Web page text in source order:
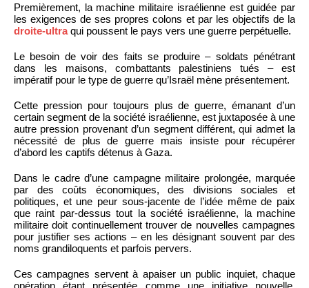
Premièrement, la machine militaire israélienne est guidée par
les exigences de ses propres colons et par les objectifs de la
droite-ultraqui poussent le pays vers une guerre perpétuelle.
Le besoin de voir des faits se produire – soldats pénétrant
dans les maisons, combattants palestiniens tués – est
impératif pour le type de guerre qu’Israël mène présentement.
Cette pression pour toujours plus de guerre, émanant d’un
certain segment de la société israélienne, est juxtaposée à une
autre pression provenant d’un segment différent, qui admet la
nécessité de plus de guerre mais insiste pour récupérer
d’abord les captifs détenus à Gaza.
Dans le cadre d’une campagne militaire prolongée, marquée
par des coûts économiques, des divisions sociales et
politiques, et une peur sous-jacente de l’idée même de paix
que raint par-dessus tout la société israélienne, la machine
militaire doit continuellement trouver de nouvelles campagnes
pour justifier ses actions – en les désignant souvent par des
noms grandiloquents et parfois pervers.
Ces campagnes servent à apaiser un public inquiet, chaque
opération étant présentée comme une initiative nouvelle,